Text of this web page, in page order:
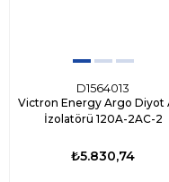
D1564013
Victron Energy Argo Diyot
İzolatörü 120A-2AC-2
₺5.830,74